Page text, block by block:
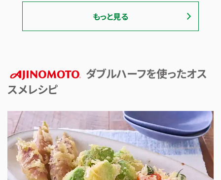
もっと見る
AJINOMOTO
ダブルハーフを使ったオス
スメレシピ